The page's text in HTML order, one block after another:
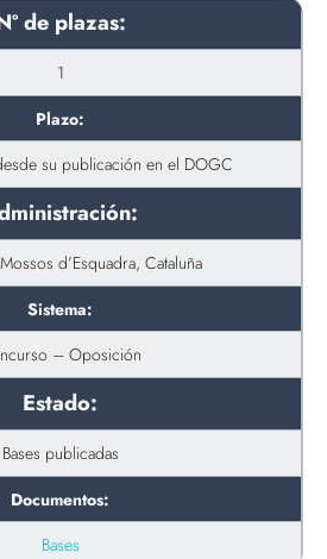
de plazas:
1
Plazo:
su publicación en el DOGC
d’Esquadra, Cataluña
Sistema:
– Oposición
Estado:
Bases publicadas
Documentos:
Bases